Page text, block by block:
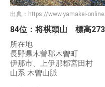
出典： https://www.yamakei-
84位：将棋頭山 標高
所在地
長野県木曽郡木曽町
伊那市、上伊那郡宮田村
山系 木曽山脈